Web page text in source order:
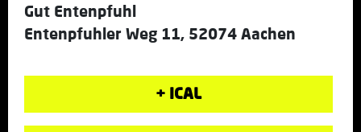
Gut Entenpfuhl
Entenpfuhler Weg 11, 52074 Aachen
+ ICAL